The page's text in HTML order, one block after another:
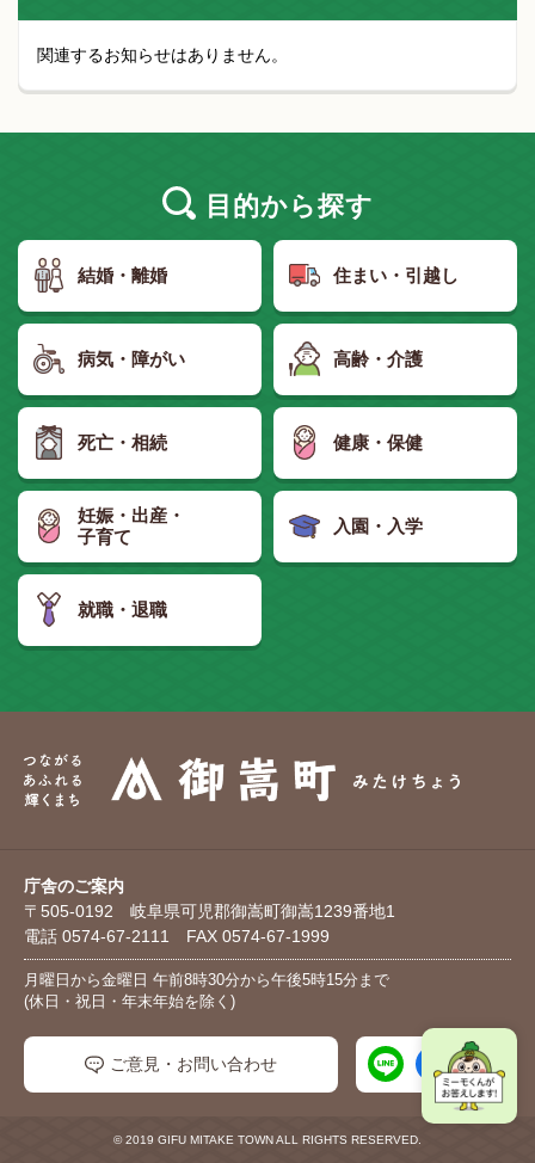
関連するお知らせはありません。
目的から探す
結婚・離婚 住まい・引越し
病気・障がい 高齢・介護
死亡・相続 健康・保健
妊娠・出産・
子育て
入園・入学
就職・退職
庁舎のご案内
〒505-0192 岐阜県可児郡御嵩町御嵩1239番地1
電話 0574-67-2111 FAX 0574-67-1999
月曜日から金曜日 午前8時30分から午後5時15分まで
(休日・祝日・年末年始を除く)
ご意見・お問い合わせ
© 2019 GIFU MITAKE TOWN ALL RIGHTS RESERVED.